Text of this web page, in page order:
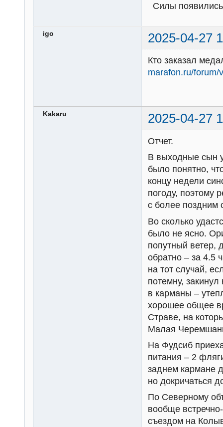
Силы появились
igo 2025-04-27
Кто заказал
marafon.ru/
Kakaru 2025-04-27
Отчет.
В выходные сын
было понятно,
концу недели
погоду, поэтому
с более поздним
Во сколько
было не ясно.
попутный ветер,
обратно – за 4.5
на тот случай,
потемну,
в карманы –
хорошее общее
Страве, на
Малая
На Фудсиб
питания – 2
заднем кармане
но докричаться
По Северному
вообще
съездом на